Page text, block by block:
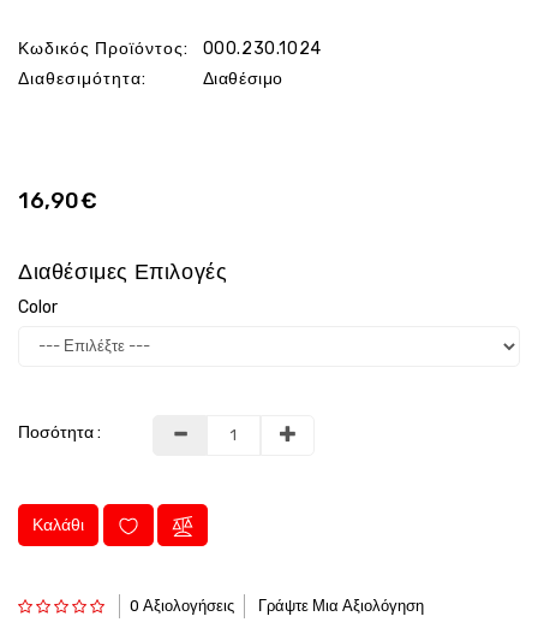
Κωδικός Προϊόντος:
000.230.1024
Διαθεσιμότητα:
Διαθέσιμο
16,90€
Διαθέσιμες Επιλογές
Color
Ποσότητα :
Καλάθι
0 Αξιολογήσεις Γράψτε Μια Αξιολόγηση